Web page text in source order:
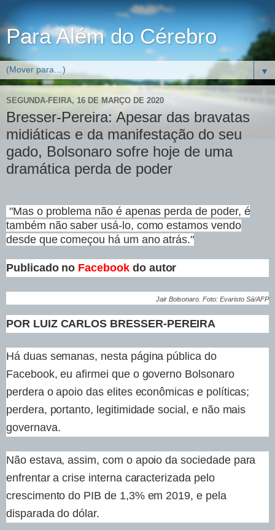
Para Além do Cérebro
▼
SEGUNDA-FEIRA, 16 DE MARÇO DE 2020
Bresser-Pereira: Apesar das bravatas
midiáticas e da manifestação do seu
gado, Bolsonaro sofre hoje de uma
dramática perda de poder
"Mas o problema não é apenas perda de poder, é
também não saber usá-lo, como estamos vendo
desde que começou há um ano atrás."
Publicado no Facebookdo autor
Jair Bolsonaro. Foto: Evaristo Sá/AFP
POR LUIZ CARLOS BRESSER-PEREIRA
Há duas semanas, nesta página pública do
Facebook, eu afirmei que o governo Bolsonaro
perdera o apoio das elites econômicas e políticas;
perdera, portanto, legitimidade social, e não mais
governava.
Não estava, assim, com o apoio da sociedade para
enfrentar a crise interna caracterizada pelo
crescimento do PIB de 1,3% em 2019, e pela
disparada do dólar.